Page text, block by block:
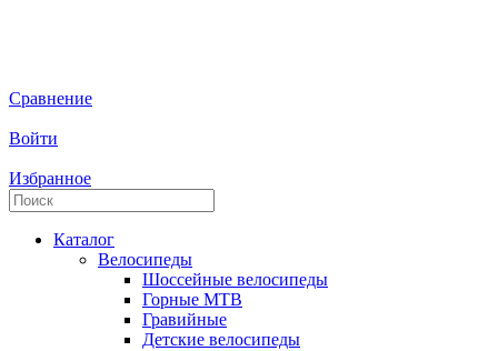
Сравнение
Войти
Избранное
Каталог
Велосипеды
Шоссейные велосипеды
Горные МTB
Гравийные
Детские велосипеды